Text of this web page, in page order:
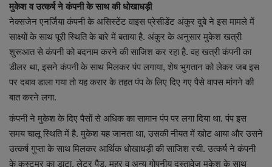
Contact us :
About us
Advertise with us
मुकेश व उत्कर्ष ने कंपनी के साथ की धोखाधड़ी
नेक्सजेन एनर्जिया कंपनी के असिस्टेंट वाइस प्रेसीडेंट अंकुर दुबे ने इस मामले में
साक्ष्यों के साथ पूरी स्थिति के बारे में बताया है. अंकुर के अनुसार मुकेश खत्री
शुरूआत से कंपनी को बदनाम करने की साजिश कर रहा है. वह खत्री कंपनी का
डीलर था, इसने कंपनी के साथ मिलकर पंप लगाया, शेष भुगतान को लेकर जब इस
पर दबाव डाला गया तो यह करार के तहत पंप के लिए दिए गए पैसे वापस मांगने की
बात करने लगा.
कंपनी ने मुकेश के दिए पैसों से अधिक का सामान पंप पर लगा दिया था. पंप इस
समय चालू स्थिति में है. मुकेश यह जानता था, उसकी नीयत में खोट आया और उसने
उत्कर्ष गुप्ता के साथ मिलकर आर्थिक धोखाधड़ी की साजिश रची. उत्कर्ष ने कंपनी
के कस्टमर का डाटा, लेटर पैड, मुहर व अन्य गोपनीय दस्तावेज मुकेश के साथ